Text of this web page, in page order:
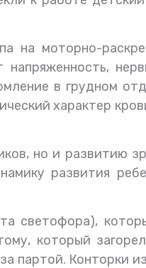
на моторно-
в грудном
характер
но и развитию
развития
светофора),
который
партой. Конторки